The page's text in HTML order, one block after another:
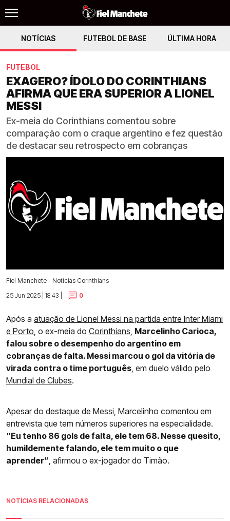
NOTÍCIAS FUTEBOL DE BASE ÚLTIMA HORA
FUTEBOL
EXAGERO? ÍDOLO DO CORINTHIANS
AFIRMA QUE ERA SUPERIOR A LIONEL
MESSI
Ex-meia do Corinthians comentou sobre
comparação com o craque argentino e fez questão
de destacar seu retrospecto em cobranças
Fiel Manchete - Notícias Corinthians
25 Jun 2025 | 18:43 |
0
Após a atuação de Lionel Messi na partida entre Inter Miami
e Porto, o ex-meia do Corinthians, Marcelinho Carioca,
falou sobre o desempenho do argentino em
cobranças de falta. Messi marcou o gol da vitória de
virada contra o time português, em duelo válido pelo
Mundial de Clubes.
Apesar do destaque de Messi, Marcelinho comentou em
entrevista que tem números superiores na especialidade.
“Eu tenho 86 gols de falta, ele tem 68. Nesse quesito,
humildemente falando, ele tem muito o que
aprender”, afirmou o ex-jogador do Timão.
NOTÍCIAS RELACIONADAS